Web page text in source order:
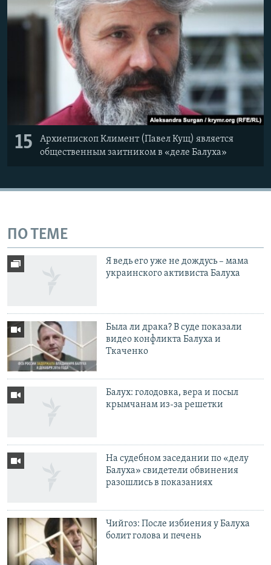
15
Архиепископ Климент (Павел Кущ) является
общественным заитником в «деле Балуха»
ПО ТЕМЕ
Я ведь его уже не дождусь – мама
украинского активиста Балуха
Была ли драка? В суде показали
видео конфликта Балуха и
Ткаченко
Балух: голодовка, вера и посыл
крымчанам из-за решетки
На судебном заседании по «делу
Балуха» свидетели обвинения
разошлись в показаниях
Чийгоз: После избиения у Балуха
болит голова и печень